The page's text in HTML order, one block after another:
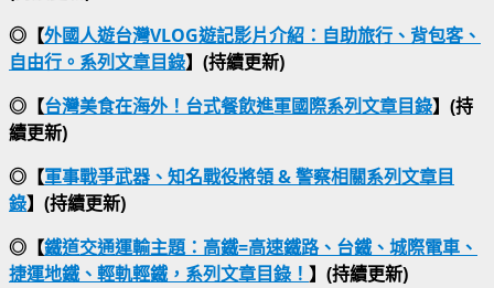
◎【外國人遊台灣VLOG遊記影片介紹：自助旅行、背包客、
自由行。系列文章目錄】(持續更新)
◎【台灣美食在海外！台式餐飲進軍國際系列文章目錄】(持
續更新)
◎【軍事戰爭武器、知名戰役將領 & 警察相關系列文章目
錄】(持續更新)
◎【鐵道交通運輸主題：高鐵=高速鐵路、台鐵、城際電車、
捷運地鐵、輕軌輕鐵，系列文章目錄！ 】(持續更新)